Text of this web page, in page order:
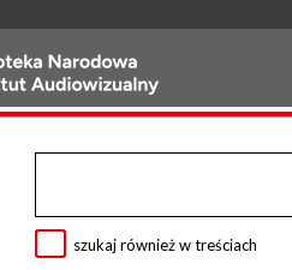
szukaj również w treściach